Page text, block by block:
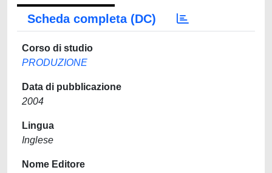
Scheda completa (DC)
Corso di studio
PRODUZIONE
Data di pubblicazione
2004
Lingua
Inglese
Nome Editore